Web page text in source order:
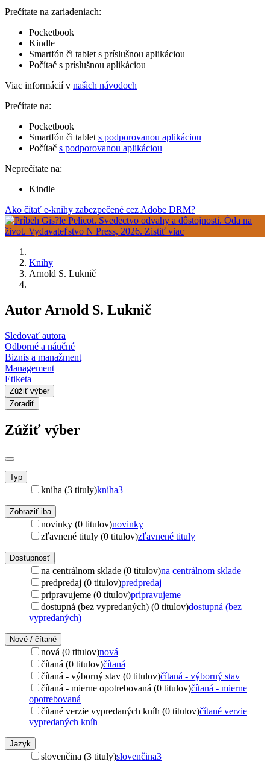
Prečítate na zariadeniach:
Pocketbook
Kindle
Smartfón či tablet s príslušnou aplikáciou
Počítač s príslušnou aplikáciou
Viac informácií v našich návodoch
Prečítate na:
Pocketbook
Smartfón či tablet s podporovanou aplikáciou
Počítač s podporovanou aplikáciou
Neprečítate na:
Kindle
Ako čítať e-knihy zabezpečené cez Adobe DRM?
Knihy
Arnold S. Luknič
Autor Arnold S. Luknič
Sledovať autora
Odborné a náučné
Biznis a manažment
Management
Etiketa
Zúžiť výber
Zoradiť
Zúžiť výber
Typ
kniha (3 tituly)kniha3
Zobraziť iba
novinky (0 titulov)novinky
zľavnené tituly (0 titulov)zľavnené tituly
Dostupnosť
na centrálnom sklade (0 titulov)na centrálnom sklade
predpredaj (0 titulov)predpredaj
pripravujeme (0 titulov)pripravujeme
dostupná (bez vypredaných) (0 titulov)dostupná (bez
vypredaných)
Nové / čítané
nová (0 titulov)nová
čítaná (0 titulov)čítaná
čítaná - výborný stav (0 titulov)čítaná - výborný stav
čítaná - mierne opotrebovaná (0 titulov)čítaná - mierne
opotrebovaná
čítané verzie vypredaných kníh (0 titulov)čítané verzie
vypredaných kníh
Jazyk
slovenčina (3 tituly)slovenčina3